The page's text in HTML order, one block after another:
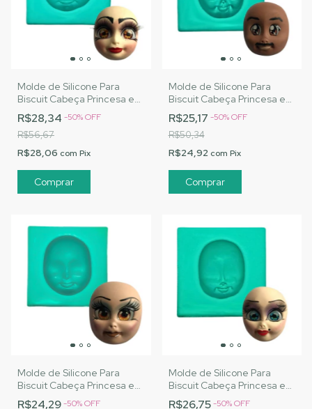
Molde de Silicone Para
Biscuit Cabeça Princesa e
Vilã - MJ Artesanatos |Cód.
A131
R$28,34 -50%OFF
R$56,67
R$28,06 com Pix
Molde de Silicone Para
Biscuit Cabeça Princesa e
Vilã 1 - MJ Artesanatos
|Cód. A132
R$25,17 -50%OFF
R$50,34
R$24,92 com Pix
Molde de Silicone Para
Biscuit Cabeça Princesa e
Vilã 2 - MJ Artesanatos
R$24,29-50%OFF
Molde de Silicone Para
Biscuit Cabeça Princesa e
Vilã 3 - MJ Artesanatos
R$26,75-50%OFF